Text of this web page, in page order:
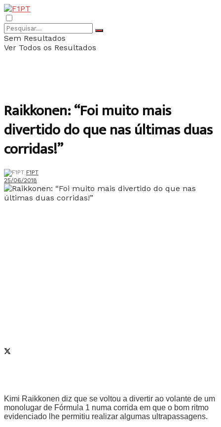
Sem Resultados
Ver Todos os Resultados
Raikkonen: “Foi muito mais
divertido do que nas últimas duas
corridas!”
F1PT
25/06/2018
Kimi Raikkonen diz que se voltou a divertir ao volante de um
monolugar de Fórmula 1 numa corrida em que o bom ritmo
evidenciado lhe permitiu realizar algumas ultrapassagens.